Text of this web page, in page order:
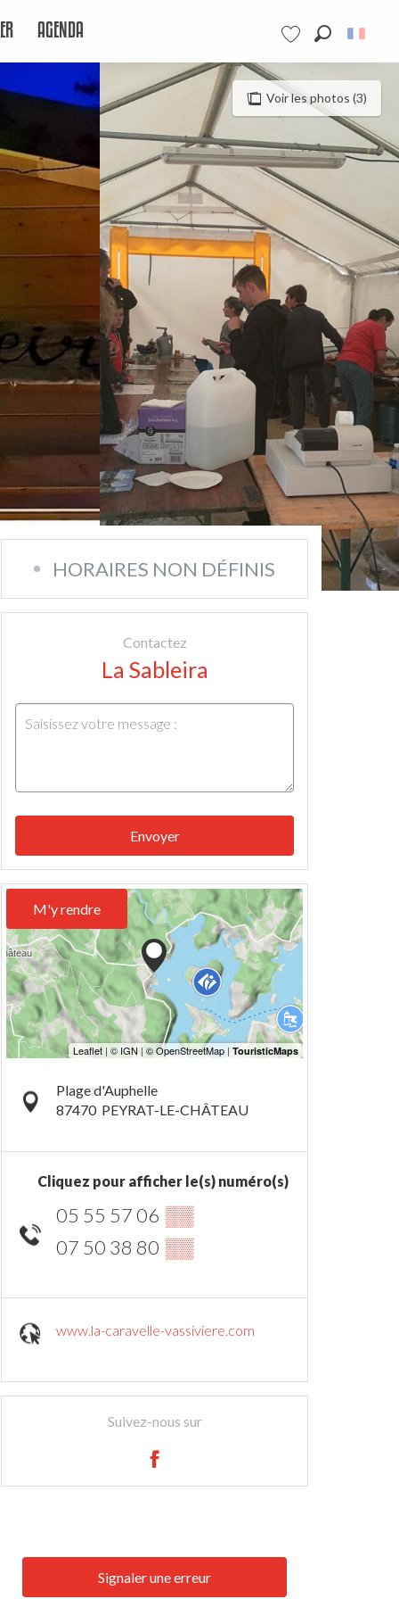
Voir les favoris
AGENDA
Voir les photos (3)
HORAIRES NON DÉFINIS
Contactez
La Sableira
Envoyer
M'y rendre
Plage d'Auphelle
87470 PEYRAT-LE-CHÂTEAU
Cliquez pour afficher le(s) numéro(s)
05 55 57 06 ▒▒
07 50 38 80 ▒▒
www.la-caravelle-vassiviere.com
Suivez-nous sur
Signaler une erreur